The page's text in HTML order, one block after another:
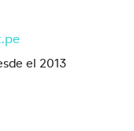
el 2013